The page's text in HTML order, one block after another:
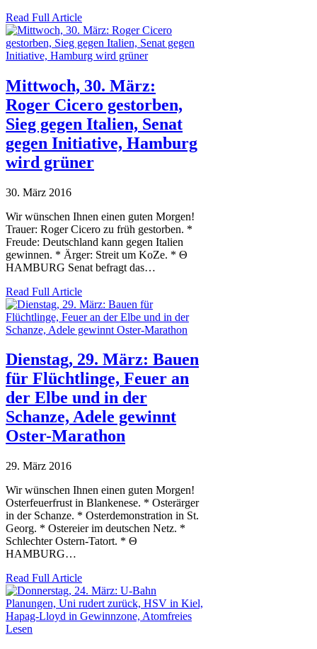
Read Full Article
Mittwoch, 30. März:
Roger Cicero gestorben,
Sieg gegen Italien, Senat
gegen Initiative, Hamburg
wird grüner
30. März 2016
Wir wünschen Ihnen einen guten Morgen!
Trauer: Roger Cicero zu früh gestorben. *
Freude: Deutschland kann gegen Italien
gewinnen. * Ärger: Streit um KoZe. * Θ
HAMBURG Senat befragt das…
Read Full Article
Dienstag, 29. März: Bauen
für Flüchtlinge, Feuer an
der Elbe und in der
Schanze, Adele gewinnt
Oster-Marathon
29. März 2016
Wir wünschen Ihnen einen guten Morgen!
Osterfeuerfrust in Blankenese. * Osterärger
in der Schanze. * Osterdemonstration in St.
Georg. * Ostereier im deutschen Netz. *
Schlechter Ostern-Tatort. * Θ
HAMBURG…
Read Full Article